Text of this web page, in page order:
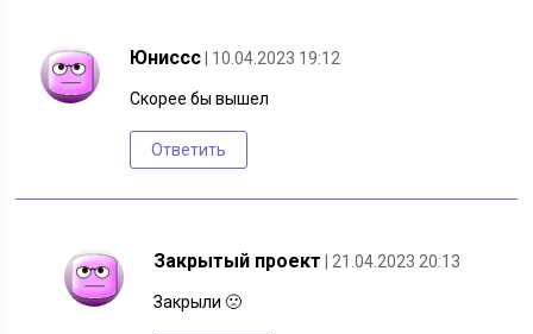
Юниссс | 10.04.2023 19:12
Скорее бы вышел
Ответить
Закрытый проект | 21.04.2023 20:13
Закрыли 🙁